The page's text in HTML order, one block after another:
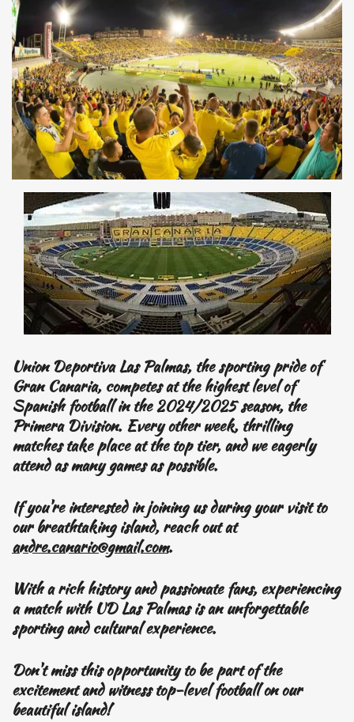
Union Deportiva Las Palmas, the sporting pride of
Gran Canaria, competes at the highest level of
Spanish football in the 2024/2025 season, the
Primera Division. Every other week, thrilling
matches take place at the top tier, and we eagerly
attend as many games as possible.
If you're interested in joining us during your visit to
our breathtaking island, reach out at
andre.canario@gmail.com.
With a rich history and passionate fans, experiencing
a match with UD Las Palmas is an unforgettable
sporting and cultural experience.
Don't miss this opportunity to be part of the
excitement and witness top-level football on our
beautiful island!